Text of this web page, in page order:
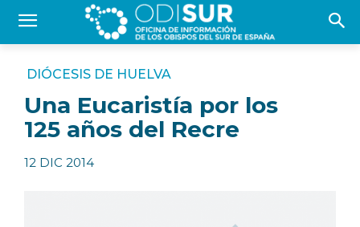
DIÓCESIS DE HUELVA
Una Eucaristía por los
125 años del Recre
12 DIC 2014